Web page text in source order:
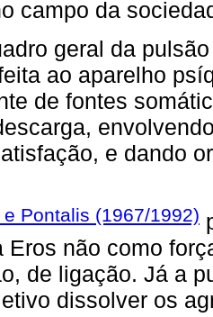
campo da
geral da
ao aparelho
de fontes
e dando
Pontalis (1967/1992)
Eros não como
de ligação. Já a
dissolver os